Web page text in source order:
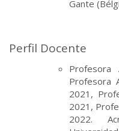
Gante
Perfil Docente
Profesora
Profesora
2021,
2021,
2022.